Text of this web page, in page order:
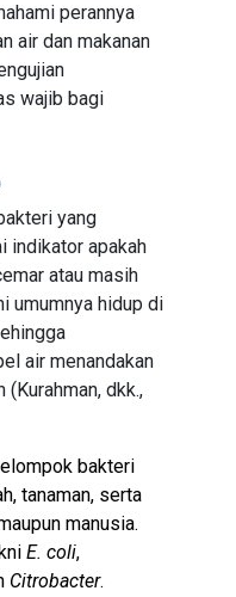
perannya
air dan makanan
wajib bagi
yang
indikator apakah
atau masih
umumnya hidup di
air menandakan
dkk.,
bakteri
tanaman, serta
manusia.
E. coli,
Citrobacter.